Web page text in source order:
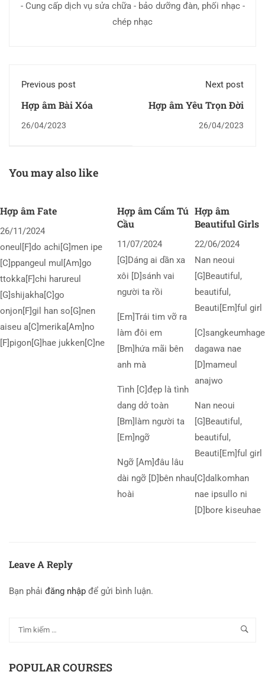
- Cung cấp dịch vụ sửa chữa - bảo dưỡng đàn, phối nhạc -
chép nhạc
Previous post
Hợp âm Bài Xóa
26/04/2023
Next post
Hợp âm Yêu Trọn Đời
26/04/2023
You may also like
Hợp âm Fate
26/11/2024
oneul[F]do achi[G]men ipe
[C]ppangeul mul[Am]go
ttokka[F]chi harureul
[G]shijakha[C]go
onjon[F]gil han so[G]nen
aiseu a[C]merika[Am]no
[F]pigon[G]hae jukken[C]ne
Hợp âm Cẩm Tú
Cầu
11/07/2024
[G]Dáng ai dần xa
xôi [D]sánh vai
người ta rồi
[Em]Trái tim vỡ ra
làm đôi em
[Bm]hứa mãi bên
anh mà
Tình [C]đẹp là tình
dang dở toàn
[Bm]làm người ta
[Em]ngỡ
Ngỡ [Am]đâu lâu
dài ngỡ [D]bên nhau
hoài
Hợp âm
Beautiful Girls
22/06/2024
Nan neoui
[G]Beautiful,
beautiful,
Beauti[Em]ful girl
[C]sangkeumhage
dagawa nae
[D]mameul
anajwo
Nan neoui
[G]Beautiful,
beautiful,
Beauti[Em]ful girl
[C]dalkomhan
nae ipsullo ni
[D]bore kiseuhae
Leave A Reply
Bạn phải đăng nhập để gửi bình luận.
POPULAR COURSES